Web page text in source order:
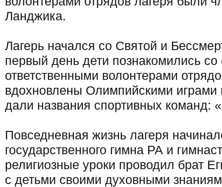
Ланджика.
Лагерь начался со Святой и
первый день дети познакомились
ответственными волонтерами
вдохновлены Олимпийскими играми
дали названия спортивных команд:
Повседневная жизнь лагеря
государственного гимна РА и
религиозные уроки проводил брат
с детьми своими духовными